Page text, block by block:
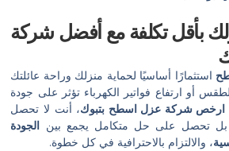
بأقل تكلفة مع أفضل شركة
استثمارًا أساسيًا لحماية منزلك وراحة عائلتك
أو ارتفاع فواتير الكهرباء تؤثر على جودة
ارخص شركة عزل اسطح بتبوك، أنت لا تحصل
تحصل على حل متكامل يجمع بين الجودة
، والالتزام بالاحترافية في كل خطوة.